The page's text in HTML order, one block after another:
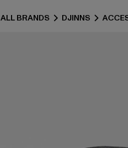
ALL BRANDS DJINNS